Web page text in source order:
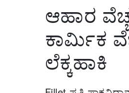
ಆಹಾರ
ಕಾರ್ಮಿಕ
ಲೆಕ್ಕಹಾಕಿ